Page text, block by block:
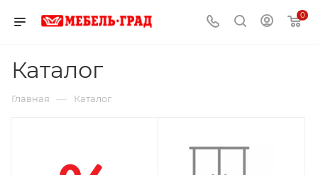
0
Каталог
Главная — Каталог